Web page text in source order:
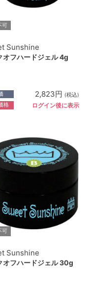
可
Sunshine
オフハードジェル 4g
2,823円 (税込)
格 ログイン後に表示
可
Sunshine
オフハードジェル 30g